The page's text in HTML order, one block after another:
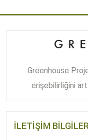
Greenhouse
erişebilirliğini
İLETİŞİM